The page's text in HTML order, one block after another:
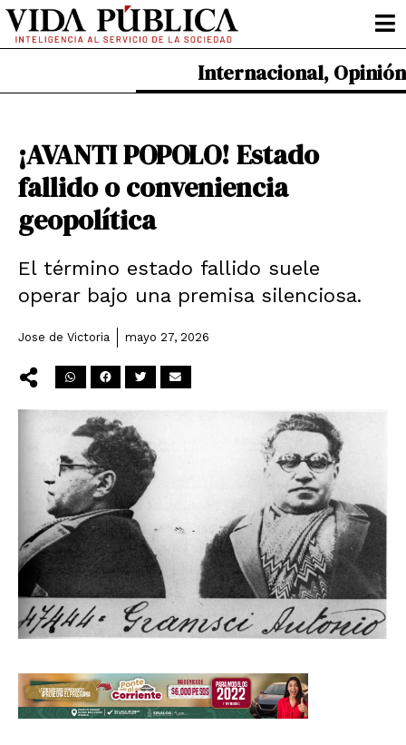
Ir
contenido
Internacional, Opinión
¡AVANTI POPOLO! Estado
fallido o conveniencia
geopolítica
El término estado fallido suele
operar bajo una premisa silenciosa.
Jose de Victoria mayo 27, 2026